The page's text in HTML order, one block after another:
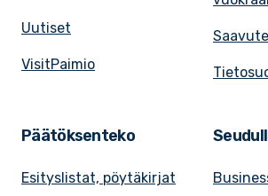
Uutiset
VisitPaimio
Päätöksenteko
Esityslistat, pöytäkirjat